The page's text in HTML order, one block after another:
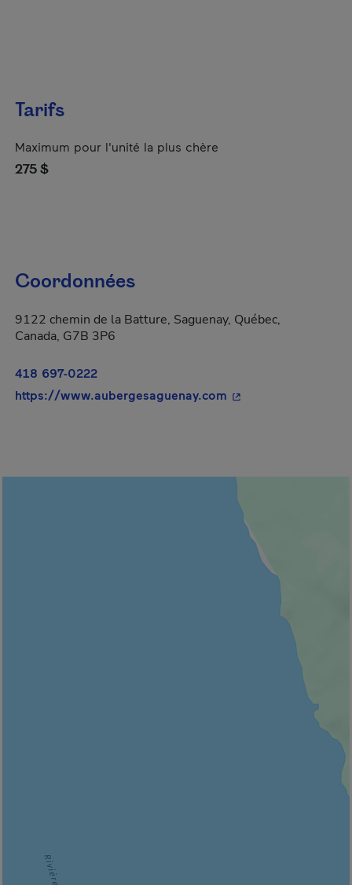
Tarifs
Maximum pour l'unité la plus chère
275 $
Coordonnées
9122 chemin de la Batture, Saguenay, Québec,
Canada, G7B 3P6
418 697-0222
https://www.aubergesaguenay.com - Cet hyperlien